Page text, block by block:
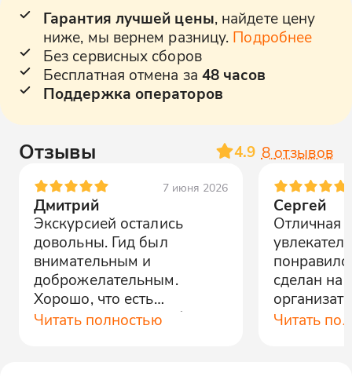
Гарантия лучшей цены, найдете цену
ниже, мы вернем разницу. Подробнее
Без сервисных сборов
Бесплатная отмена за 48 часов
Поддержка операторов
Отзывы 4.9 8 отзывов
7 июня 2026
Дмитрий
Экскурсией остались
довольны. Гид был
внимательным и
доброжелательным.
Хорошо, что есть
возможность попробовать
Читать полностью
Сергей
Отличная
сделан на
для гостей.
Читать